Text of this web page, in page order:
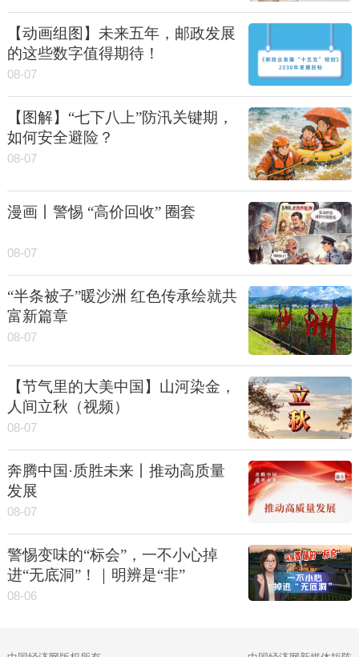
【动画组图】未来五年，邮政发展
的这些数字值得期待！
08-07
【图解】“七下八上”防汛关键期，
如何安全避险？
08-07
漫画丨警惕 “高价回收” 圈套
08-07
“半条被子”暖沙洲 红色传承绘就共
富新篇章
08-07
【节气里的大美中国】山河染金，
人间立秋（视频）
08-07
奔腾中国·质胜未来丨推动高质量
发展
08-07
警惕变味的“标会”，一不小心掉
进“无底洞”！｜明辨是“非”
08-06